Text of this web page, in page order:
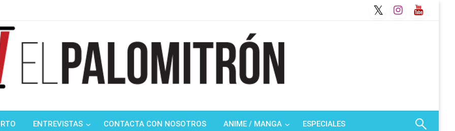
ENTREVISTAS CONTACTA CON NOSOTROS ANIME / MANGA ESPECIALES